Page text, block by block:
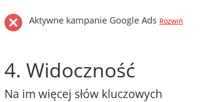
Aktywne kampanie Google Ads Rozwiń
4. Widoczność
Na im więcej słów kluczowych